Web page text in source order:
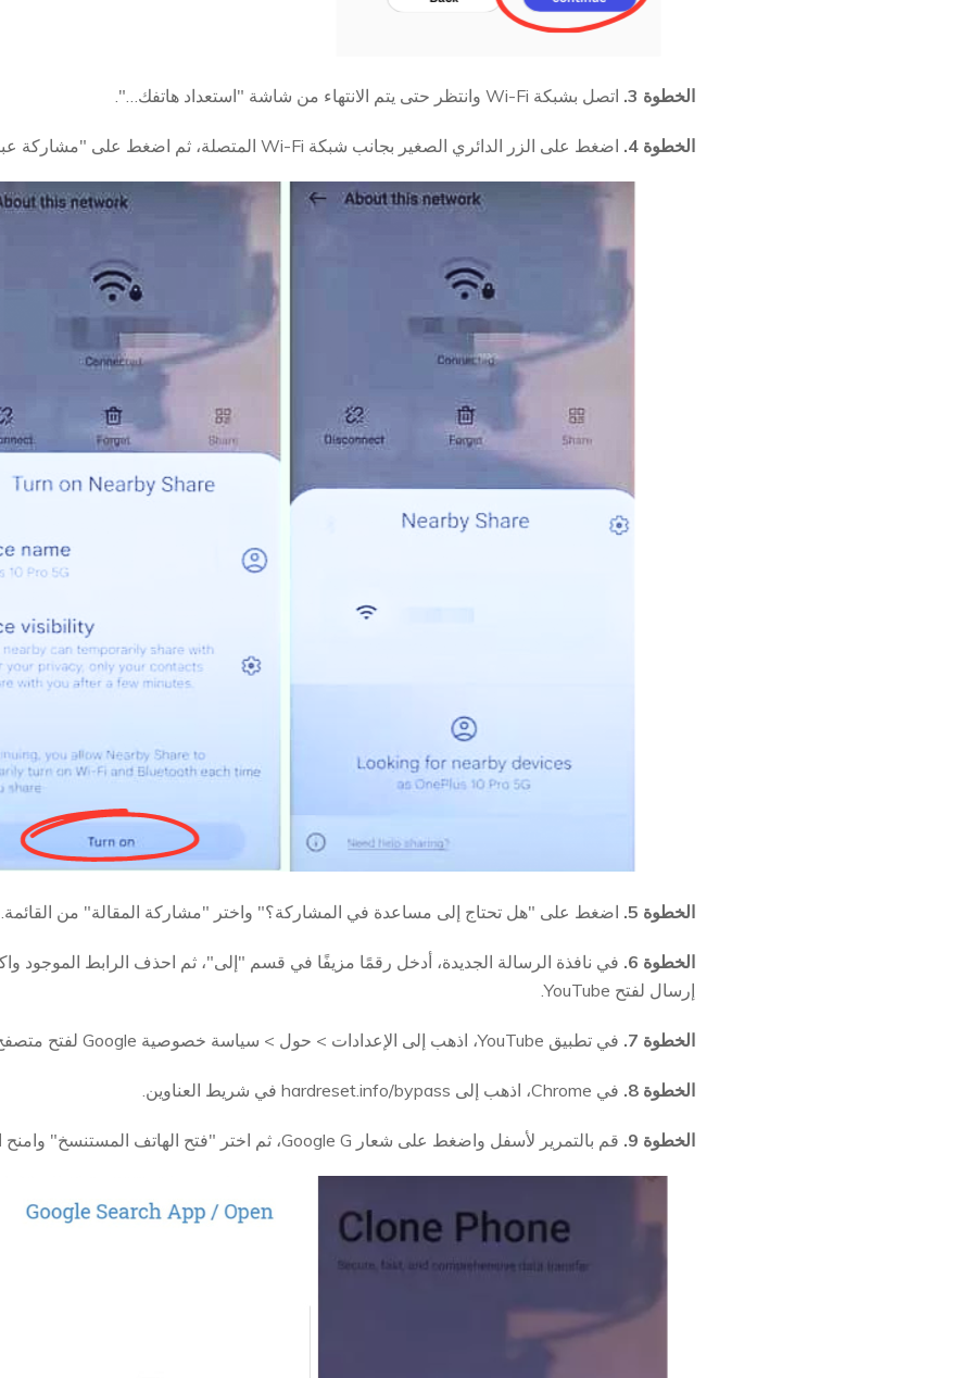
الخطوة 3. اتصل بشبكة Wi-Fi وانتظر حتى يتم الانتهاء من شاشة "استعداد هاتفك…".
الخطوة 4. اضغط على الزر الدائري الصغير بجانب شبكة Wi-Fi المتصلة، ثم اضغط على "مشاركة عبر المشاركة القريبة".
الخطوة 5. اضغط على "هل تحتاج إلى مساعدة في المشاركة؟" واختر "مشاركة المقالة" من القائمة.
الخطوة 6.
إرسال لفتح YouTube.
الخطوة 7. في تطبيق YouTube، اذهب إلى الإعدادات > حول > سياسة خصوصية Google لفتح متصفح Google Chrome.
الخطوة 8. في Chrome، اذهب إلى hardreset.info/bypass في شريط العناوين.
الخطوة 9. قم بالتمرير لأسفل واضغط على شعار Google G، ثم اختر "فتح الهاتف المستنسخ" وامنح الأذونات.